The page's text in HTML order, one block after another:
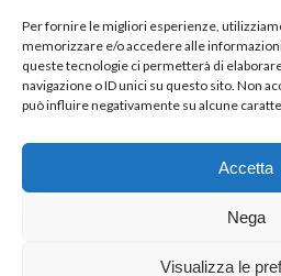
Per fornire le migliori esperienze,
memorizzare e/o accedere alle
queste tecnologie ci permetterà di
navigazione o ID unici su questo sito. Non
può influire negativamente su alcune
Accetta
Nega
Visualizza le
di
emozioni
P.IVA 02592570036 -